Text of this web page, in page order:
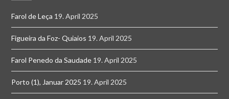
Farol de Leça 19. April 2025
Figueira da Foz- Quiaios 19. April 2025
Farol Penedo da Saudade 19. April 2025
Porto (1), Januar 2025 19. April 2025